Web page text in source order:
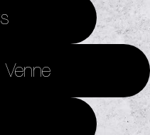
Venne